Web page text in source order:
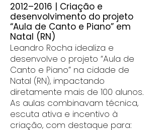
2012–2016 | Criação e
desenvolvimento do projeto
“Aula de Canto e Piano” em
Natal (RN)
Leandro Rocha idealiza e
desenvolve o projeto “Aula de
Canto e Piano” na cidade de
Natal (RN), impactando
diretamente mais de 100 alunos.
As aulas combinavam técnica,
escuta ativa e incentivo à
criação, com destaque para: